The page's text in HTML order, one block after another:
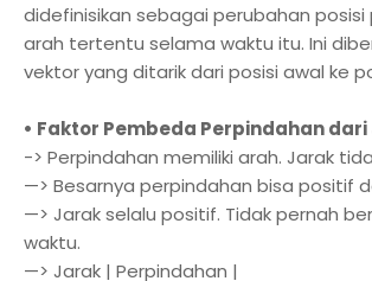
didefinisikan sebagai perubahan
arah tertentu selama waktu itu. Ini
vektor yang ditarik dari posisi awal ke
• Faktor Pembeda Perpindahan
-> Perpindahan memiliki arah. Jarak
—> Besarnya perpindahan bisa positif
—> Jarak selalu positif. Tidak pernah
waktu.
—> Jarak | Perpindahan |